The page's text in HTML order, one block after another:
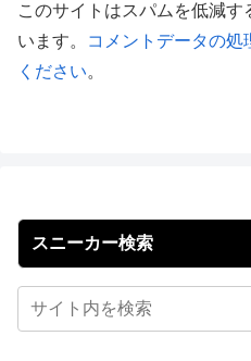
このサイトはスパムを低減す
います。
コメントデータの処
ください。
スニーカー検索